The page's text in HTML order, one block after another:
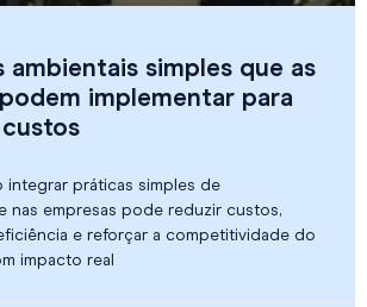
ambientais simples que as
implementar para
integrar práticas simples de
nas empresas pode reduzir custos,
e reforçar a competitividade do
impacto real